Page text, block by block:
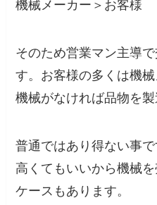
機械メーカー＞お客様
そのため営業マン主導
す。お客様の多くは機
機械がなければ品物を製
普通ではあり得ない事
高くてもいいから機械
ケースもあります。